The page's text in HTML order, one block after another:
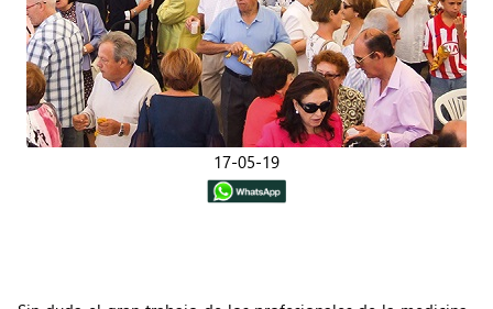
17-05-19